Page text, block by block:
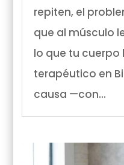
repiten, el
que al músculo
lo que tu cuerpo
terapéutico en
causa —con...